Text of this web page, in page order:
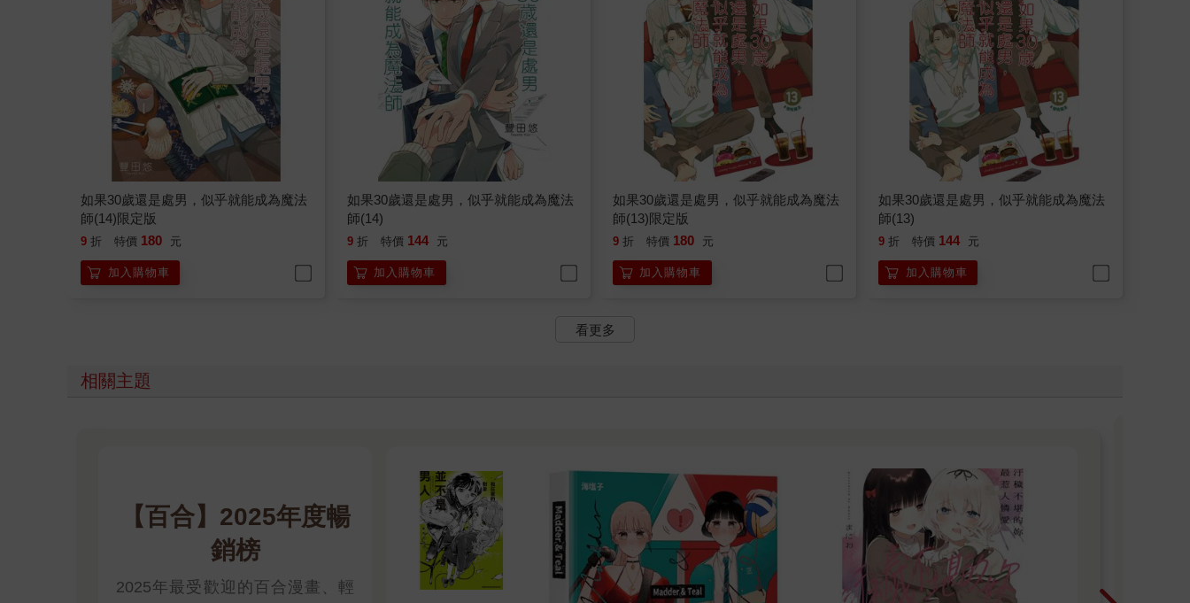
如果30歲還是處男，似乎就能成為魔法
師(14)限定版
9 折 特價 180 元
加入購物車
如果30歲還是處男，似乎就能成為魔法
師(14)
9 折 特價 144 元
加入購物車
如果30歲還是處男，似乎就能成為魔法
師(13)限定版
9 折 特價 180 元
加入購物車
如果30歲還是處男，似乎就能成為魔法
師(13)
9 折 特價 144 元
加入購物車
看更多
相關主題
【百合】2025年度暢
銷榜
2025年最受歡迎的百合漫畫、輕